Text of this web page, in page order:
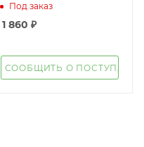
Под заказ
1 860 ₽
СООБЩИТЬ О